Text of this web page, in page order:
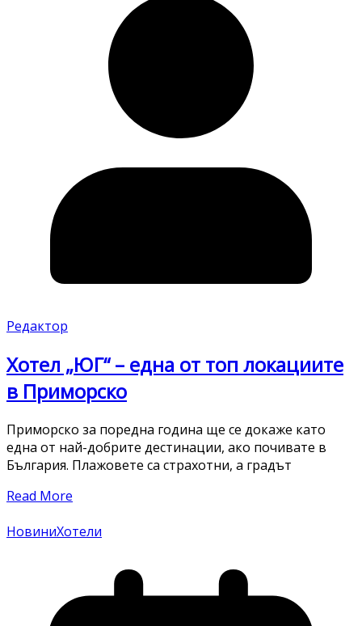
Редактор
Хотел „ЮГ“ – една от топ локациите
в Приморско
Приморско за поредна година ще се докаже като
една от най-добрите дестинации, ако почивате в
България. Плажовете са страхотни, а градът
Read More
НовиниХотели